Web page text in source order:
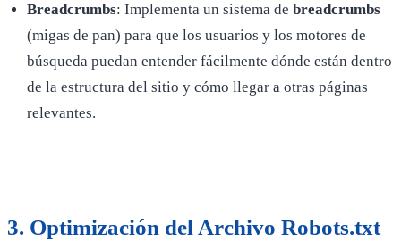
Breadcrumbs: Implementa un sistema debreadcrumbs
(migas de pan) para que los usuarios y los motores de
búsqueda puedan entender fácilmente dónde están dentro
de la estructura del sitio y cómo llegar a otras páginas
relevantes.
3. Optimización del Archivo Robots.txt